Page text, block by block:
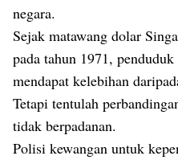
negara.
Sejak matawang dolar
pada tahun 1971,
mendapat kelebihan
Tetapi tentulah
tidak berpadanan.
Polisi kewangan untuk